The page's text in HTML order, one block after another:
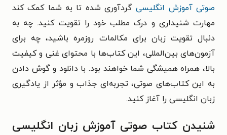
صوتی آموزش انگلیسیگردآوری شده تا به شما کمک کند
مهارت شنیداری و درک مطلب خود را تقویت کنید. چه به
دنبال تقویت زبان برای مکالمات روزمره باشید، چه برای
آزمون‌های بین‌المللی، این کتاب‌ها با محتوای غنی و کیفیت
بالا، همراه همیشگی شما خواهند بود. با دانلود و گوش دادن
به این کتاب‌های صوتی، تجربه‌ای جذاب و مؤثر از یادگیری
زبان انگلیسی را آغاز کنید.
شنیدن کتاب صوتی آموزش زبان انگلیسی